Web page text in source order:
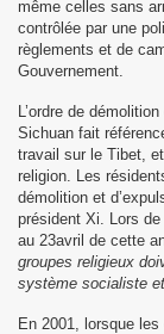
même celles sans
contrôlée par une
règlements et de
Gouvernement.
L’ordre de
Sichuan fait
travail sur le Tibet,
religion. Les
démolition et
président Xi. Lors
au 23avril de cette
groupes religieux
système socialiste
En 2001, lorsque
le 10 Mars